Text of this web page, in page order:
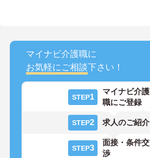
マイナビ介護職に
お気軽にご相談下さい！
STEP1
マイナビ介護
職にご登録
STEP2 求人のご紹介
STEP3
面接・条件交
渉